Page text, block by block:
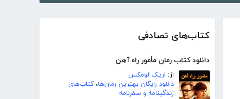
کتاب‌های تصادفی
دانلود کتاب رمان مأمور راه آهن
از: اریک لومکس
دانلود رایگان بهترین رمان‌ها، کتاب‌های
زندگینامه و سفرنامه